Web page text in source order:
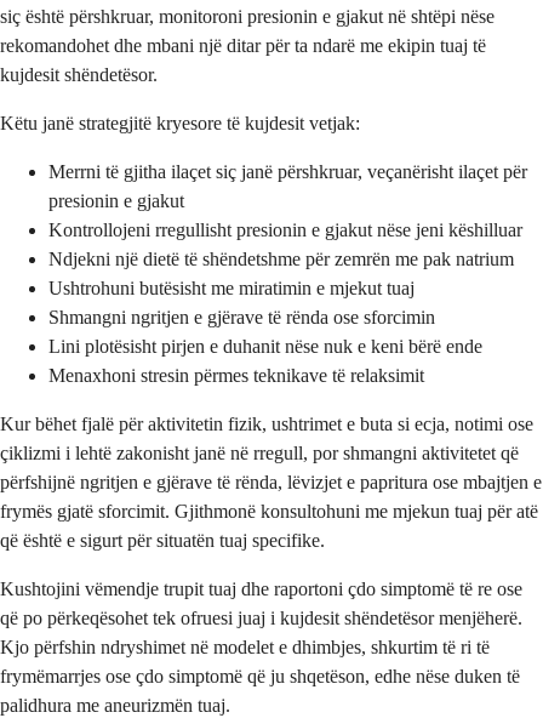
siç është përshkruar, monitoroni presionin e gjakut në shtëpi nëse
rekomandohet dhe mbani një ditar për ta ndarë me ekipin tuaj të
kujdesit shëndetësor.
Këtu janë strategjitë kryesore të kujdesit vetjak:
Merrni të gjitha ilaçet siç janë përshkruar, veçanërisht ilaçet për
presionin e gjakut
Kontrollojeni rregullisht presionin e gjakut nëse jeni këshilluar
Ndjekni një dietë të shëndetshme për zemrën me pak natrium
Ushtrohuni butësisht me miratimin e mjekut tuaj
Shmangni ngritjen e gjërave të rënda ose sforcimin
Lini plotësisht pirjen e duhanit nëse nuk e keni bërë ende
Menaxhoni stresin përmes teknikave të relaksimit
Kur bëhet fjalë për aktivitetin fizik, ushtrimet e buta si ecja, notimi ose
çiklizmi i lehtë zakonisht janë në rregull, por shmangni aktivitetet që
përfshijnë ngritjen e gjërave të rënda, lëvizjet e papritura ose mbajtjen e
frymës gjatë sforcimit. Gjithmonë konsultohuni me mjekun tuaj për atë
që është e sigurt për situatën tuaj specifike.
Kushtojini vëmendje trupit tuaj dhe raportoni çdo simptomë të re ose
që po përkeqësohet tek ofruesi juaj i kujdesit shëndetësor menjëherë.
Kjo përfshin ndryshimet në modelet e dhimbjes, shkurtim të ri të
frymëmarrjes ose çdo simptomë që ju shqetëson, edhe nëse duken të
palidhura me aneurizmën tuaj.